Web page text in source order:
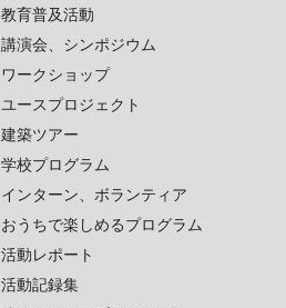
教育普及活動
講演会、シンポジウム
ワークショップ
ユースプロジェクト
建築ツアー
学校プログラム
インターン、ボランティア
おうちで楽しめるプログラム
活動レポート
活動記録集